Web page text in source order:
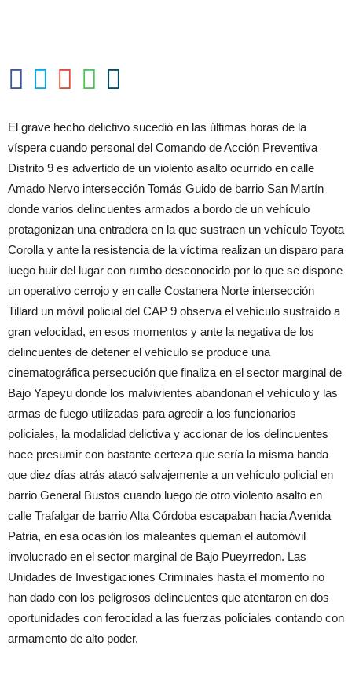
El grave hecho delictivo sucedió en las últimas horas de la
víspera cuando personal del Comando de Acción Preventiva
Distrito 9 es advertido de un violento asalto ocurrido en calle
Amado Nervo intersección Tomás Guido de barrio San Martín
donde varios delincuentes armados a bordo de un vehículo
protagonizan una entradera en la que sustraen un vehículo Toyota
Corolla y ante la resistencia de la víctima realizan un disparo para
luego huir del lugar con rumbo desconocido por lo que se dispone
un operativo cerrojo y en calle Costanera Norte intersección
Tillard un móvil policial del CAP 9 observa el vehículo sustraído a
gran velocidad, en esos momentos y ante la negativa de los
delincuentes de detener el vehículo se produce una
cinematográfica persecución que finaliza en el sector marginal de
Bajo Yapeyu donde los malvivientes abandonan el vehículo y las
armas de fuego utilizadas para agredir a los funcionarios
policiales, la modalidad delictiva y accionar de los delincuentes
hace presumir con bastante certeza que sería la misma banda
que diez días atrás atacó salvajemente a un vehículo policial en
barrio General Bustos cuando luego de otro violento asalto en
calle Trafalgar de barrio Alta Córdoba escapaban hacia Avenida
Patria, en esa ocasión los maleantes queman el automóvil
involucrado en el sector marginal de Bajo Pueyrredon. Las
Unidades de Investigaciones Criminales hasta el momento no
han dado con los peligrosos delincuentes que atentaron en dos
oportunidades con ferocidad a las fuerzas policiales contando con
armamento de alto poder.